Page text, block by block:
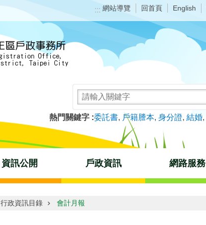
::: 網站導覽 回首頁 English
熱門關鍵字 委託書 戶籍謄本 身分證 結婚
資訊公開 戶政資訊 網路服務
行政資訊目錄 會計月報